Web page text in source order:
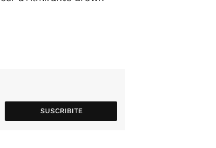
SUSCRIBITE